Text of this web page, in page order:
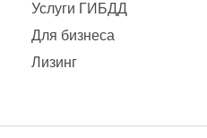
Услуги ГИБДД
Для бизнеса
Лизинг